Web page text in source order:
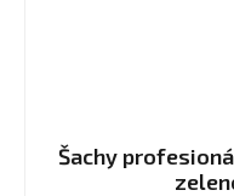
Šachy